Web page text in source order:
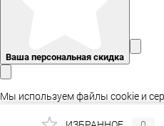
Ваша персональная скидка
Мы используем файлы cookie и